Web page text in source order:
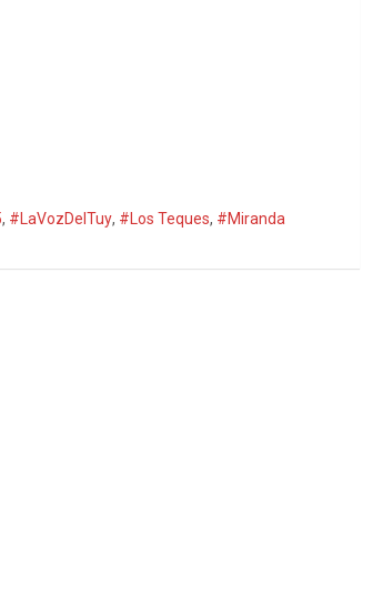
, #LaVozDelTuy, #Los Teques, #Miranda